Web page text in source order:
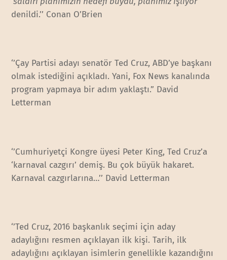
denildi.’’ Conan O’Brien
‘’Çay Partisi adayı senatör Ted Cruz, ABD’ye başkanı
olmak istediğini açıkladı. Yani, Fox News kanalında
program yapmaya bir adım yaklaştı.” David
Letterman
‘’Cumhuriyetçi Kongre üyesi Peter King, Ted Cruz’a
‘karnaval cazgırı’ demiş. Bu çok büyük hakaret.
Karnaval cazgırlarına…’’ David Letterman
‘’Ted Cruz, 2016 başkanlık seçimi için aday
adaylığını resmen açıklayan ilk kişi. Tarih, ilk
adaylığını açıklayan isimlerin genellikle kazandığını